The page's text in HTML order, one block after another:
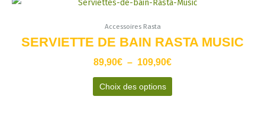
Accessoires Rasta
SERVIETTE DE BAIN RASTA MUSIC
89,90€ – 109,90€
à
109,90€
Choix des options
plusieurs
Les
options